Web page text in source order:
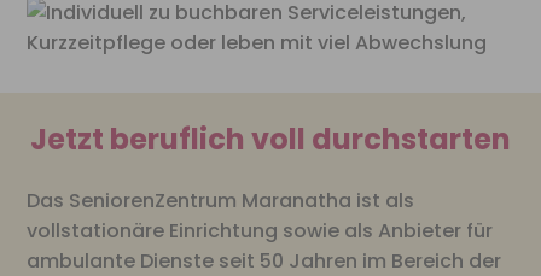
Jetzt beruflich voll durchstarten
Das SeniorenZentrum Maranatha ist als
vollstationäre Einrichtung sowie als Anbieter für
ambulante Dienste seit 50 Jahren im Bereich der